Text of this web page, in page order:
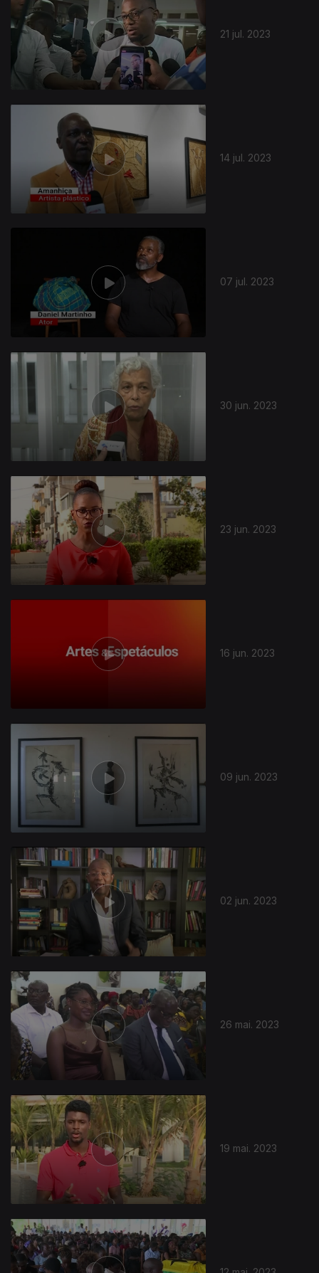
21 jul. 2023
14 jul. 2023
07 jul. 2023
30 jun. 2023
23 jun. 2023
16 jun. 2023
09 jun. 2023
02 jun. 2023
26 mai. 2023
19 mai. 2023